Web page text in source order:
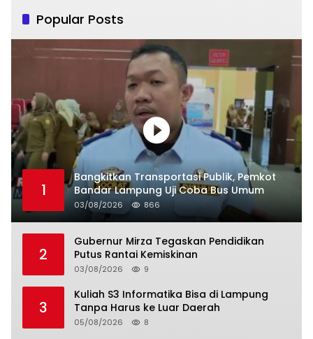
Popular Posts
1
Bangkitkan Transportasi Publik, Pemkot
Bandar Lampung Uji Coba Bus Umum
03/08/2026 866
2
Gubernur Mirza Tegaskan Pendidikan
Putus Rantai Kemiskinan
03/08/2026 9
3
Kuliah S3 Informatika Bisa di Lampung
Tanpa Harus ke Luar Daerah
05/08/2026 8